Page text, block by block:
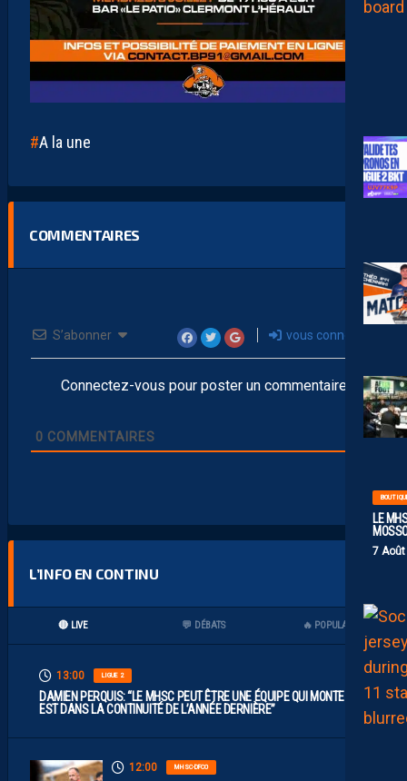
LE
7
A la une
COMMENTAIRES
S’abonner vous connecter
Connectez-vous pour poster un commentaire
0 COMMENTAIRES
L’INFO EN CONTINU
🔴 LIVE 💬 DÉBATS 🔥 POPULAIRES
13:00 LIGUE 2
DAMIEN PERQUIS: “LE MHSC PEUT ÊTRE UNE ÉQUIPE QUI MONTE S’IL
EST DANS LA CONTINUITÉ DE L’ANNÉE DERNIÈRE”
12:00 MHSC-DFCO